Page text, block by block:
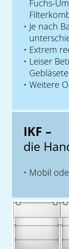
Fuchs-
Je nach
Extrem
Leiser
Weitere
IKF –
die
Mobil